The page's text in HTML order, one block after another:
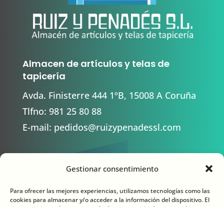
Gestionar consentimiento
Para ofrecer las mejores experiencias, utilizamos tecnologías como las
cookies para almacenar y/o acceder a la información del dispositivo. El
Almacen de artículos y telas de
tapicería
Avda. Finisterre 444 1ºB, 15008 A Coruña
Tlfno: 981 25 80 88
E-mail: pedidos@ruizypenadessl.com
Contacto